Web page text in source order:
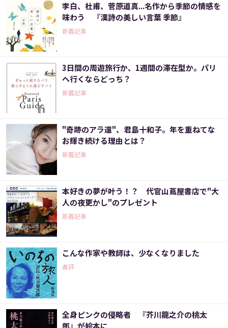
李白、杜甫、菅原道真...名作から季節の情感を
味わう 『漢詩の美しい言葉 季節』
新着記事
3日間の周遊旅行か、1週間の滞在型か。パリ
へ行くならどっち？
新着記事
"奇跡のアラ還"、君島十和子。年を重ねてな
お輝き続ける理由とは？
新着記事
本好きの夢が叶う！？ 代官山蔦屋書店で"大
人の夜更かし"のプレゼント
新着記事
こんな作家や教師は、少なくなりました
書評
全身ピンクの侵略者 『芥川龍之介の桃太
郎』が絵本に